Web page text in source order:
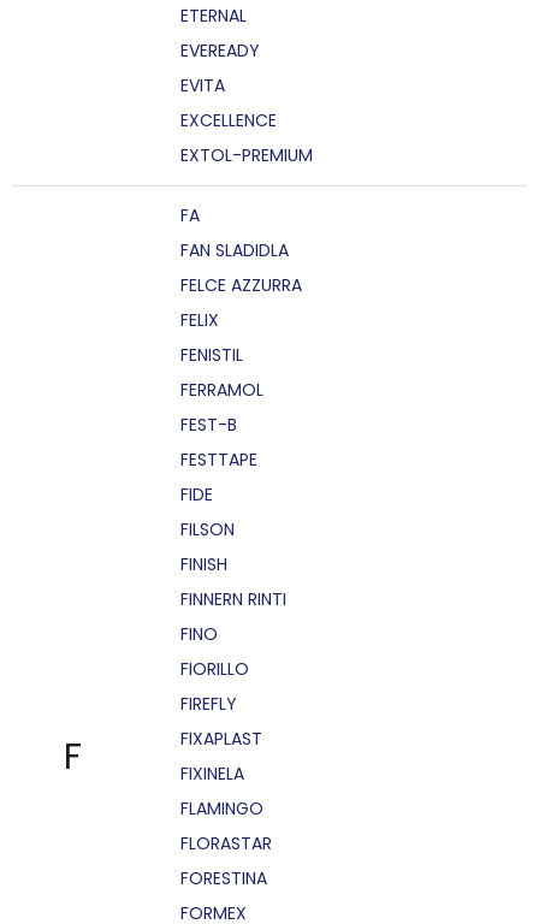
ETERNAL
EVEREADY
EVITA
EXCELLENCE
EXTOL-PREMIUM
F
FA
FAN SLADIDLA
FELCE AZZURRA
FELIX
FENISTIL
FERRAMOL
FEST-B
FESTTAPE
FIDE
FILSON
FINISH
FINNERN RINTI
FINO
FIORILLO
FIREFLY
FIXAPLAST
FIXINELA
FLAMINGO
FLORASTAR
FORESTINA
FORMEX